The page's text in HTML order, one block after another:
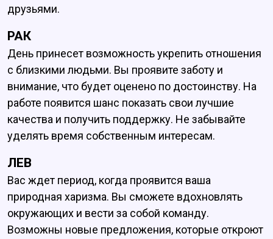
друзьями.
РАК
День принесет возможность укрепить отношения
с близкими людьми. Вы проявите заботу и
внимание, что будет оценено по достоинству. На
работе появится шанс показать свои лучшие
качества и получить поддержку. Не забывайте
уделять время собственным интересам.
ЛЕВ
Вас ждет период, когда проявится ваша
природная харизма. Вы сможете вдохновлять
окружающих и вести за собой команду.
Возможны новые предложения, которые откроют